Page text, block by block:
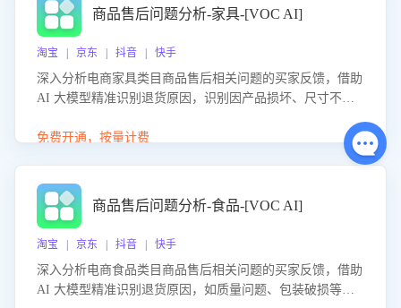
商品售后问题分析-家具-[VOC AI]
淘宝 | 京东 | 抖音 | 快手
深入分析电商家具类目商品售后相关问题的买家反馈，借助
AI 大模型精准识别退货原因，识别因产品损坏、尺寸不符
力商家优化产品或服务，实现销售额的显著提升。
免费开通，按量计费
商品售后问题分析-食品-[VOC AI]
淘宝 | 京东 | 抖音 | 快手
深入分析电商食品类目商品售后相关问题的买家反馈，借助
AI 大模型精准识别退货原因，如质量问题、包装破损等，